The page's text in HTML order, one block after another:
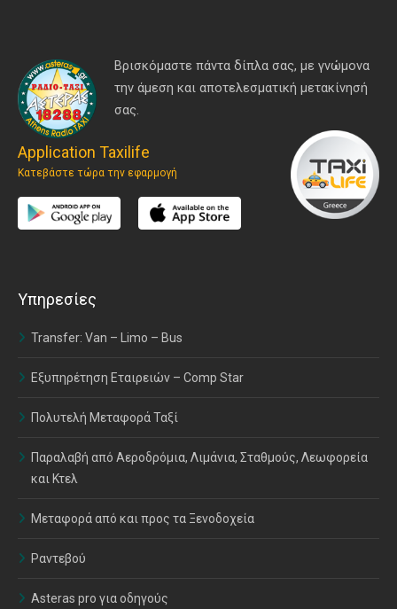
Βρισκόμαστε πάντα δίπλα σας, με γνώμονα
την άμεση και αποτελεσματική μετακίνησή
σας.
Application Taxilife
Κατεβάστε τώρα την εφαρμογή
Υπηρεσίες
Transfer: Van – Limo – Bus
Εξυπηρέτηση Εταιρειών – Comp Star
Πολυτελή Μεταφορά Ταξί
Παραλαβή από Αεροδρόμια, Λιμάνια, Σταθμούς, Λεωφορεία
και Κτελ
Μεταφορά από και προς τα Ξενοδοχεία
Ραντεβού
Asteras pro για οδηγούς